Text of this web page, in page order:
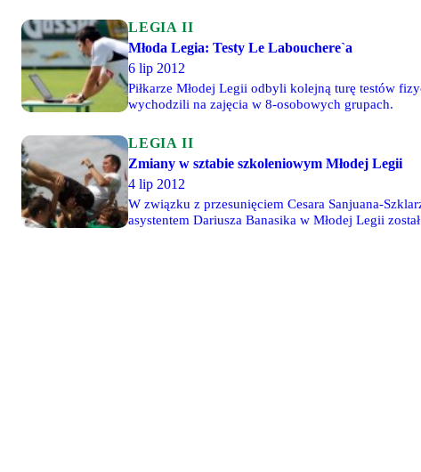
LEGIA II
Młoda Legia: Testy Le Labouchere`a
6 lip 2012
Piłkarze Młodej Legii odbyli kolejną turę testów
wychodzili na zajęcia w 8-osobowych grupach.
LEGIA II
Zmiany w sztabie szkoleniowym Młodej Legii
4 lip 2012
W związku z przesunięciem Cesara Sanjuana-
asystentem Dariusza Banasika w Młodej Legii